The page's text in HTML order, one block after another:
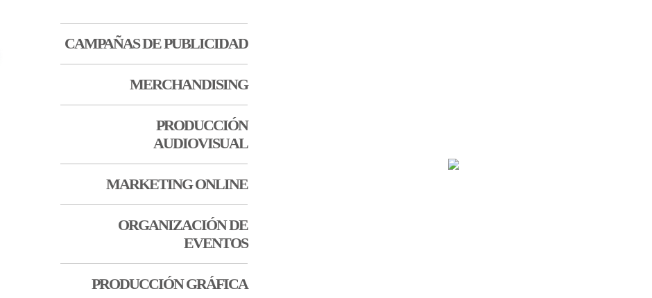
CAMPAÑAS DE PUBLICIDAD
MERCHANDISING
PRODUCCIÓN
AUDIOVISUAL
MARKETING ONLINE
ORGANIZACIÓN DE
EVENTOS
PRODUCCIÓN GRÁFICA